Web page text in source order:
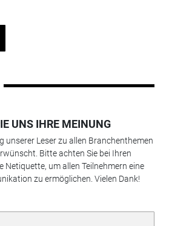
UNS IHRE MEINUNG
unserer Leser zu allen Branchenthemen
Bitte achten Sie bei Ihren
Netiquette, um allen Teilnehmern eine
zu ermöglichen. Vielen Dank!